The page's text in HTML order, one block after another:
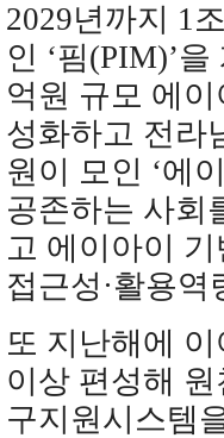
2029년까지 1
인 ‘핌(PIM)’
억원 규모 에
성화하고 전라
원이 모인 ‘에
공존하는 사회
고 에이아이
접근성·활용
또 지난해에
이상 편성해
구지원시스템